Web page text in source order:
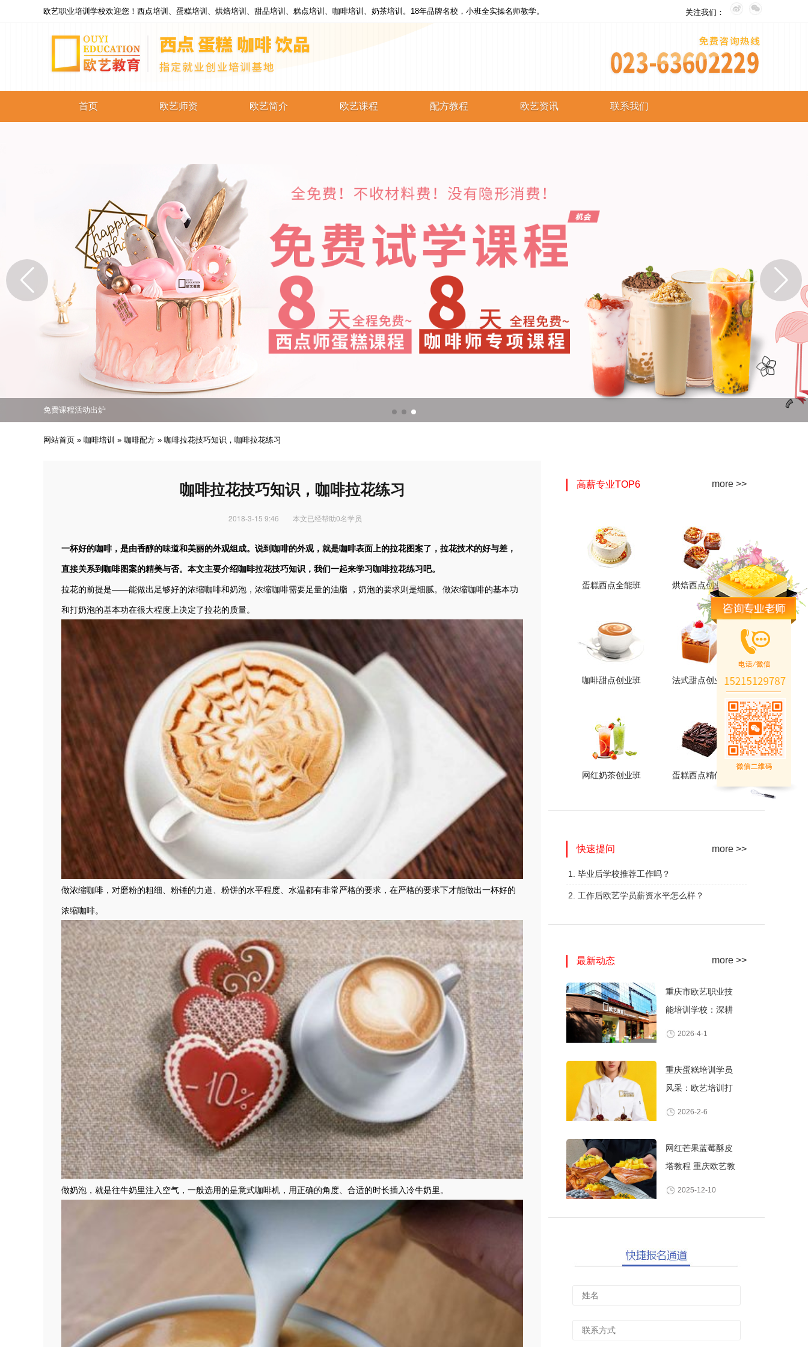
欧艺职业培训学校欢迎您！西点培训、蛋糕培训、烘焙培训、甜品培训、糕点培训、咖啡培训、奶茶培训。18年品牌名校，小班全实操名师教学。 关注我们：
首页 欧艺师资 欧艺简介 欧艺课程
奶茶培训
饮品培训
配方教程
奶茶配方
饮品配方
调酒配方
欧艺资讯 联系我们
免费课程活动出炉
专业西点技能职业培训
培养众多西点技能人才
免费课程活动出炉
专业西点技能职业培训
网站首页 » 咖啡培训 » 咖啡配方 » 咖啡拉花技巧知识，咖啡拉花练习
咖啡拉花技巧知识，咖啡拉花练习
2018-3-15 9:46 本文已经帮助0名学员
一杯好的咖啡，是由香醇的味道和美丽的外观组成。说到咖啡的外观，就是咖啡表面上的拉花图案了，拉花技术的好与差，
直接关系到咖啡图案的精美与否。本文主要介绍咖啡拉花技巧知识，我们一起来学习咖啡拉花练习吧。
拉花的前提是——能做出足够好的浓缩咖啡和奶泡，浓缩咖啡需要足量的油脂 ，奶泡的要求则是细腻。做浓缩咖啡的基本功
和打奶泡的基本功在很大程度上决定了拉花的质量。
做浓缩咖啡，对磨粉的粗细、粉锤的力道、粉饼的水平程度、水温都有非常严格的要求，在严格的要求下才能做出一杯好的
浓缩咖啡。
做奶泡，就是往牛奶里注入空气，一般选用的是意式咖啡机，用正确的角度、合适的时长插入冷牛奶里。
高薪专业TOP6 more >>
蛋糕西点全能班
蛋糕西点全能班
火爆的专业
烘焙西点创业班
烘焙西点创业班
火爆的专业
咖啡甜点创业班
咖啡甜点创业班
火爆的专业
法式甜点创业班
法式甜点创业班
火爆的专业
网红奶茶创业班
火爆的专业
蛋糕西点精修班
火爆的专业
快速提问 more >>
1. 毕业后学校推荐工作吗？
2. 工作后欧艺学员薪资水平怎么样？
最新动态 more >>
重庆市欧艺职业技
能培训学校：深耕
2026-4-1
重庆蛋糕培训学员
风采：欧艺培训打
2026-2-6
网红芒果蓝莓酥皮
塔教程 重庆欧艺教
2025-12-10